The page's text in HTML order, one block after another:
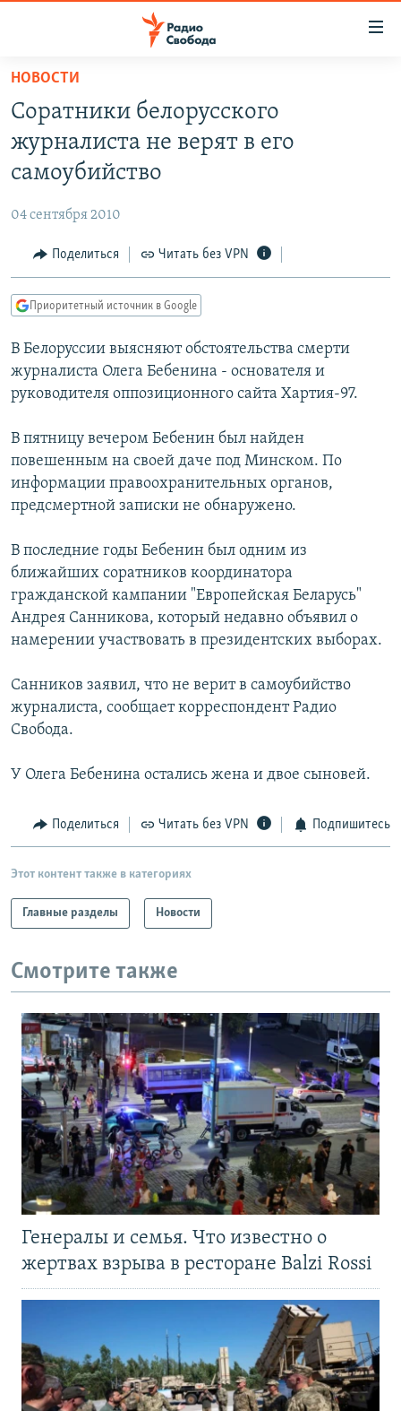
упрощенного
доступа
основному
Вернутся
Вернутся
поиску
ПОДКАСТЫ
АВТОРСКИЕ ПРОЕКТЫ
МНЕНИЯ
КУЛЬТУРА
КАВКАЗ.РЕАЛИИ
СЕВЕР.РЕАЛИИ
СИБИРЬ.РЕАЛИИ
ПОДПИШИТЕСЬ НА РАССЫЛКУ
СОЦИАЛЬНЫЕ СЕТИ
Все сайты РСЕ/РС
НОВОСТИ
Соратники белорусского
журналиста не верят в его
самоубийство
04 сентября 2010
Поделиться Читать без VPN
Приоритетный источник в Google
В Белоруссии выясняют обстоятельства смерти
журналиста Олега Бебенина - основателя и
руководителя оппозиционного сайта Хартия-97.
В пятницу вечером Бебенин был найден
повешенным на своей даче под Минском. По
информации правоохранительных органов,
предсмертной записки не обнаружено.
В последние годы Бебенин был одним из
ближайших соратников координатора
гражданской кампании "Европейская Беларусь"
Андрея Санникова, который недавно объявил о
намерении участвовать в президентских выборах.
Санников заявил, что не верит в самоубийство
журналиста, сообщает корреспондент Радио
Свобода.
У Олега Бебенина остались жена и двое сыновей.
Поделиться Читать без VPN Подпишитесь
Этот контент также в категориях
Главные разделы Новости
Смотрите также
Генералы и семья. Что известно о
жертвах взрыва в ресторане Balzi Rossi